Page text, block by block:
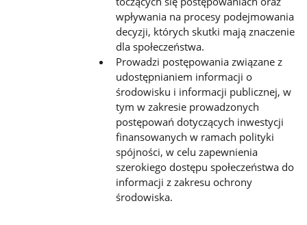
wpływania na procesy podejmowania
decyzji, których skutki mają znaczenie
dla społeczeństwa.
Prowadzi postępowania związane z
udostępnianiem informacji o
środowisku i informacji publicznej, w
tym w zakresie prowadzonych
postępowań dotyczących inwestycji
finansowanych w ramach polityki
spójności, w celu zapewnienia
szerokiego dostępu społeczeństwa do
informacji z zakresu ochrony
środowiska.